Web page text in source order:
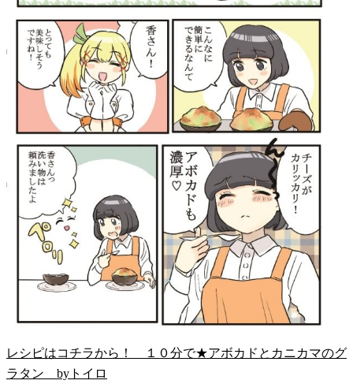
レシピはコチラから！ １０分で★アボカドとカニカマのグ
ラタン byトイロ